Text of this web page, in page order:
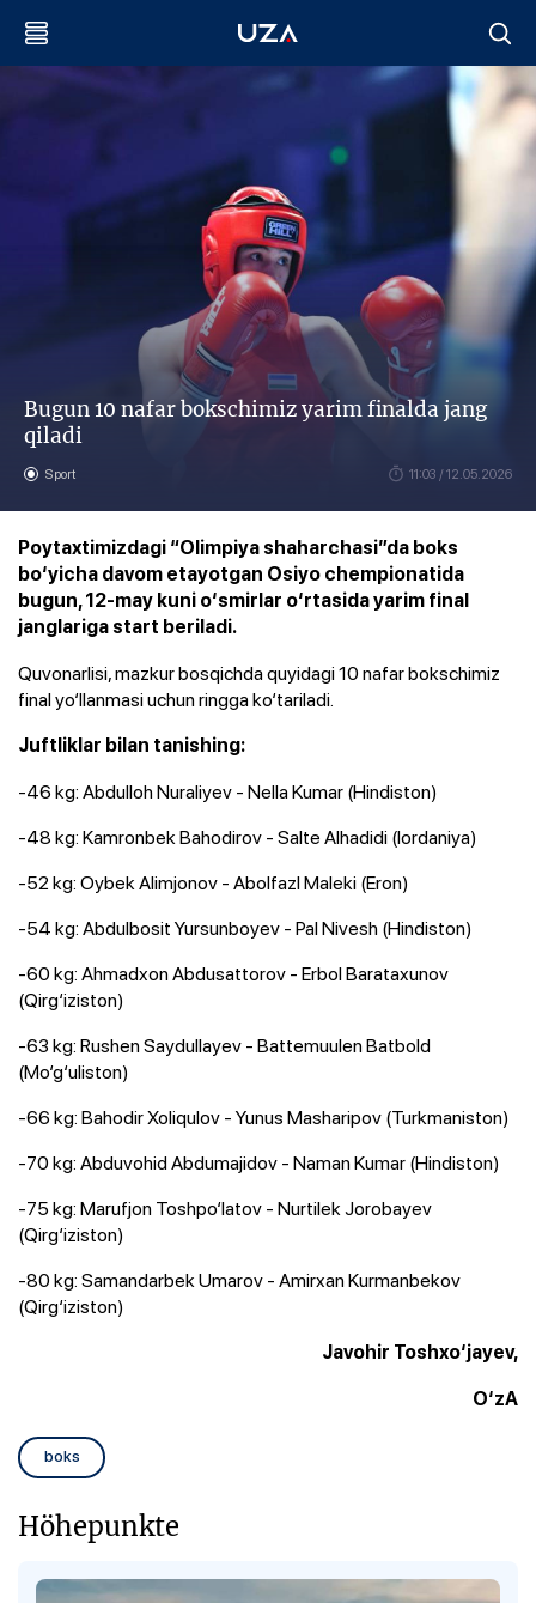
Bugun 10 nafar bokschimiz yarim finalda jang
qiladi
Sport 11:03 / 12.05.2026
Poytaxtimizdagi “Olimpiya shaharchasi”da boks
bo‘yicha davom etayotgan Osiyo chempionatida
bugun, 12-may kuni o‘smirlar o‘rtasida yarim final
janglariga start beriladi.
Quvonarlisi, mazkur bosqichda quyidagi 10 nafar bokschimiz
final yo‘llanmasi uchun ringga ko‘tariladi.
Juftliklar bilan tanishing:
-46 kg: Abdulloh Nuraliyev - Nella Kumar (Hindiston)
-48 kg: Kamronbek Bahodirov - Salte Alhadidi (Iordaniya)
-52 kg: Oybek Alimjonov - Abolfazl Maleki (Eron)
-54 kg: Abdulbosit Yursunboyev - Pal Nivesh (Hindiston)
-60 kg: Ahmadxon Abdusattorov - Erbol Barataxunov
(Qirg‘iziston)
-63 kg: Rushen Saydullayev - Battemuulen Batbold
(Mo‘g‘uliston)
-66 kg: Bahodir Xoliqulov - Yunus Masharipov (Turkmaniston)
-70 kg: Abduvohid Abdumajidov - Naman Kumar (Hindiston)
-75 kg: Marufjon Toshpo‘latov - Nurtilek Jorobayev
(Qirg‘iziston)
-80 kg: Samandarbek Umarov - Amirxan Kurmanbekov
(Qirg‘iziston)
Javohir Toshxo‘jayev,
O‘zA
boks
Höhepunkte